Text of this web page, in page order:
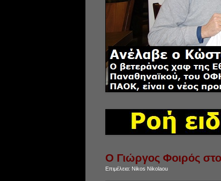
Ο Γιώργος Φοιρός
Επιμέλεια: Nikos Nikolaou